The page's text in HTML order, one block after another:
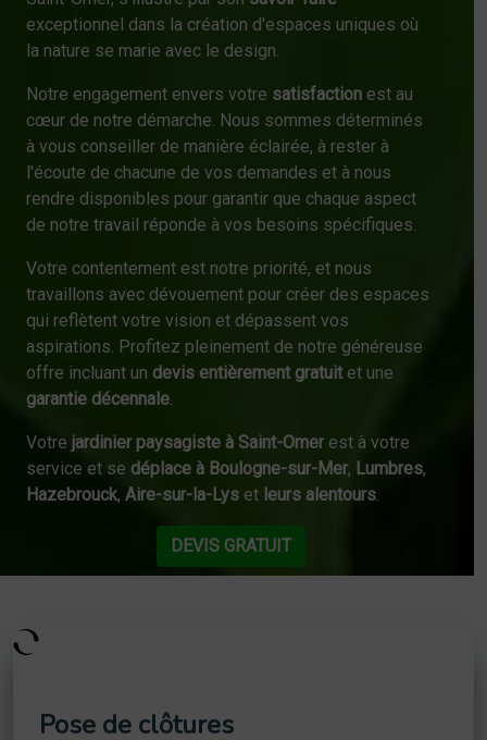
exceptionnel dans la création d'espaces uniques où
la nature se marie avec le design.
Notre engagement envers votre satisfaction est au
cœur de notre démarche. Nous sommes déterminés
à vous conseiller de manière éclairée, à rester à
l'écoute de chacune de vos demandes et à nous
rendre disponibles pour garantir que chaque aspect
de notre travail réponde à vos besoins spécifiques.
Votre contentement est notre priorité, et nous
travaillons avec dévouement pour créer des espaces
qui reflètent votre vision et dépassent vos
aspirations. Profitez pleinement de notre généreuse
offre incluant un devis entièrement gratuitet une
garantie décennale.
Votre jardinier paysagiste à Saint-Omerest à votre
service et se déplace à Boulogne-sur-Mer, Lumbres,
Hazebrouck, Aire-sur-la-Lys et leurs alentours.
DEVIS GRATUIT
Pose de clôtures